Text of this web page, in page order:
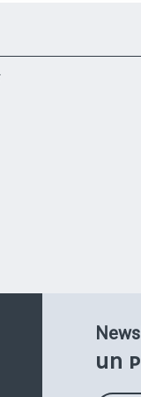
UN